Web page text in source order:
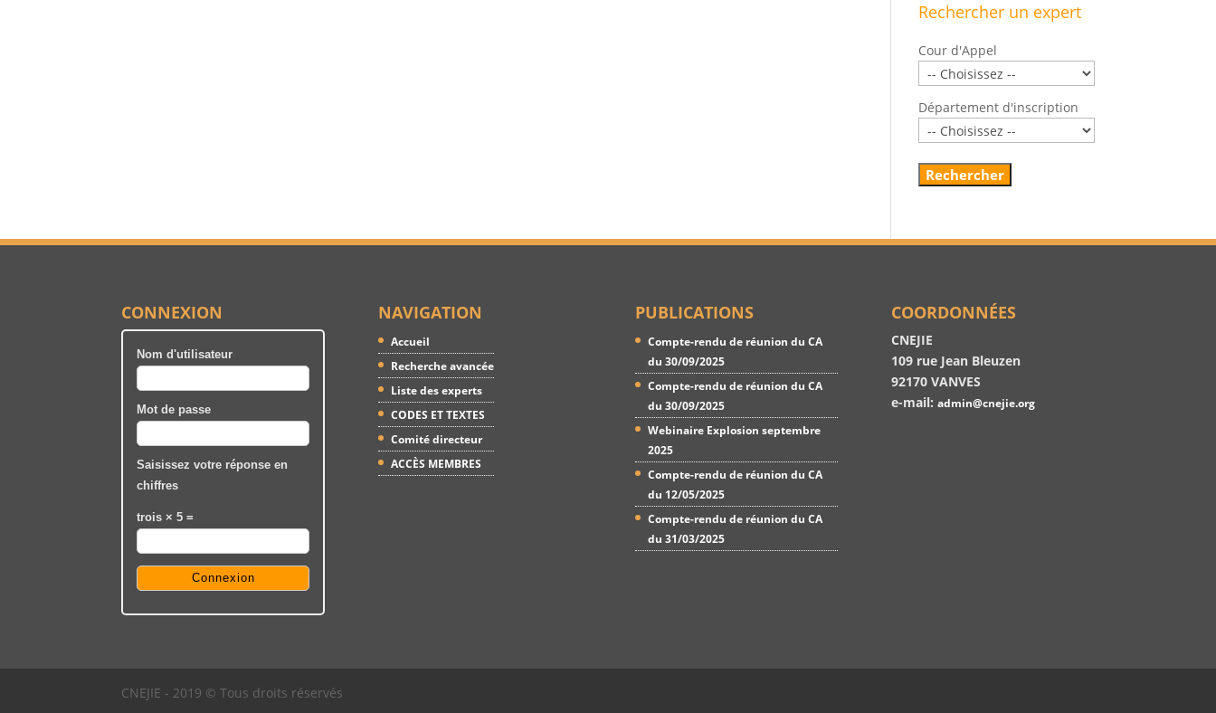
Rechercher un expert
Cour d'Appel
Département d'inscription
CONNEXION
Nom d'utilisateur
Mot de passe
Saisissez votre réponse en
chiffres
trois × 5 =
NAVIGATION
Accueil
Recherche avancée
Liste des experts
CODES ET TEXTES
Comité directeur
ACCÈS MEMBRES
PUBLICATIONS
Compte-rendu de réunion du CA
du 30/09/2025
Compte-rendu de réunion du CA
du 30/09/2025
Webinaire Explosion septembre
2025
Compte-rendu de réunion du CA
du 12/05/2025
Compte-rendu de réunion du CA
du 31/03/2025
COORDONNÉES
CNEJIE
109 rue Jean Bleuzen
92170 VANVES
e-mail:admin@cnejie.org
CNEJIE - 2019 © Tous droits réservés